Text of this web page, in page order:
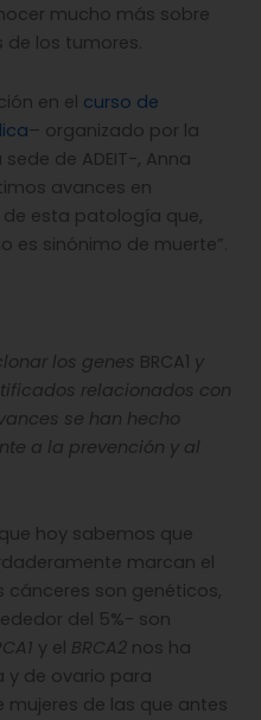
mucho más sobre
los tumores.
en el curso de
– organizado por la
de ADEIT-, Anna
avances en
esta patología que,
es sinónimo de muerte”.
los genes BRCA1 y
relacionados con
se han hecho
a la prevención y al
hoy sabemos que
marcan el
cánceres son genéticos,
del 5%- son
y el BRCA2 nos ha
y de ovario para
de las que antes